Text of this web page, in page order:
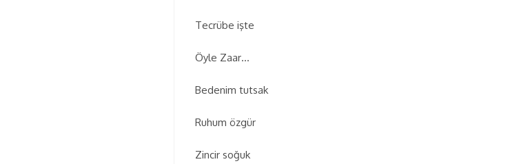
Tecrübe işte
Öyle Zaar…
Bedenim tutsak
Ruhum özgür
Zincir soğuk